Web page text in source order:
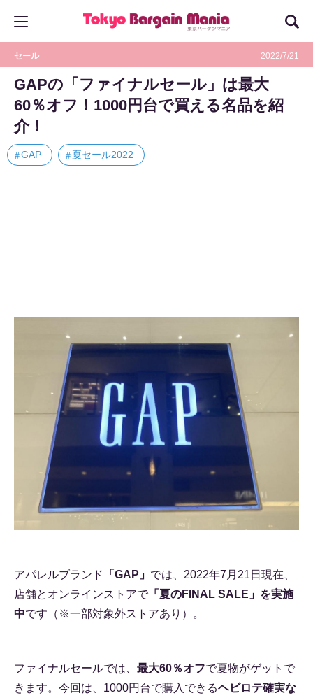
セール 2022/7/21
GAPの「ファイナルセール」は最大
60％オフ！1000円台で買える名品を紹
介！
GAP 夏セール2022
アパレルブランド 「GAP」 では、2022年7月21日現在、
店舗とオンラインストアで「夏のFINAL SALE」を実施
中です（※一部対象外ストアあり）。
ファイナルセールでは、 最大60％オフで夏物がゲットで
きます。今回は、1000円台で購入できるヘビロテ確実な